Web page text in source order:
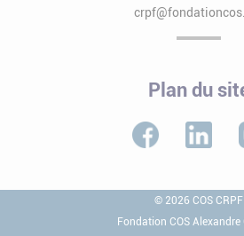
Plan du
© 2026 COS CRPF
Fondation COS Alexandre